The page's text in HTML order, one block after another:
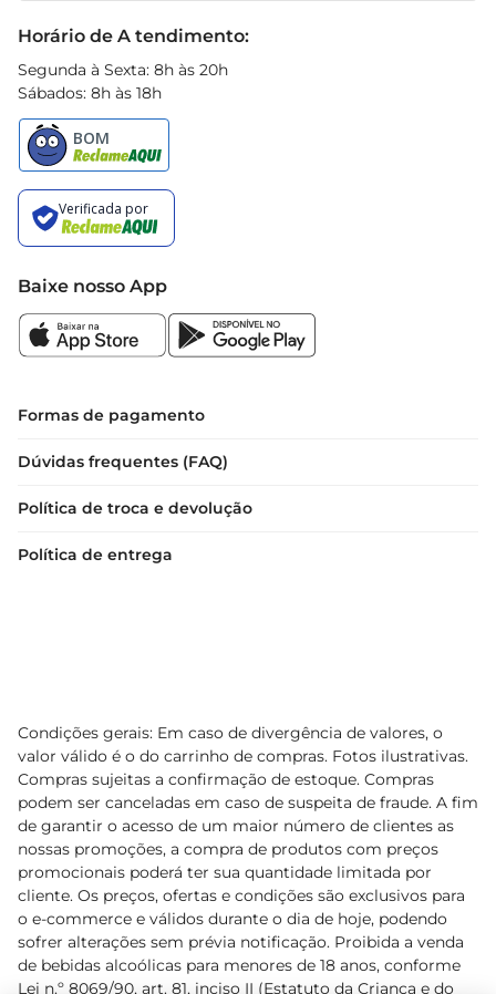
Conservação e Armazenamento
Para garantir a frescura e o sabordos tomates
grape, recomendase armazenálos em local fresco
e arejado, longe da luz direta do sol. Consumir os
tomates logo após a abertura da embalagem é
ideal para aproveitar ao máximo suas
características. Caso não sejam utilizados
imediatamente, podem ser refrigerados, mas é
importante consumilos em breve para manter
sua textura e sabor.
Dicas de Uso
Experimente adicionar os tomates grape em suas
receitas favoritas, como saladas de folhas verdes,
também podem ser assadoscom um toque de
delicioso e saudável. Não deixe de incluir esses
descubra novas formas de apreciálos
Horário de A tendimento:
Segunda à Sexta: 8h às 20h
Sábados: 8h às 18h
Baixe nosso App
Formas de pagamento
Dúvidas frequentes (FAQ)
Política de troca e devolução
Política de entrega
Condições gerais: Em caso de divergência de valores, o
valor válido é o do carrinho de compras. Fotos ilustrativas.
Compras sujeitas a confirmação de estoque. Compras
podem ser canceladas em caso de suspeita de fraude. A fim
de garantir o acesso de um maior número de clientes as
nossas promoções, a compra de produtos com preços
promocionais poderá ter sua quantidade limitada por
cliente. Os preços, ofertas e condições são exclusivos para
o e-commerce e válidos durante o dia de hoje, podendo
sofrer alterações sem prévia notificação. Proibida a venda
de bebidas alcoólicas para menores de 18 anos, conforme
Lei n.º 8069/90, art. 81, inciso II (Estatuto da Criança e do